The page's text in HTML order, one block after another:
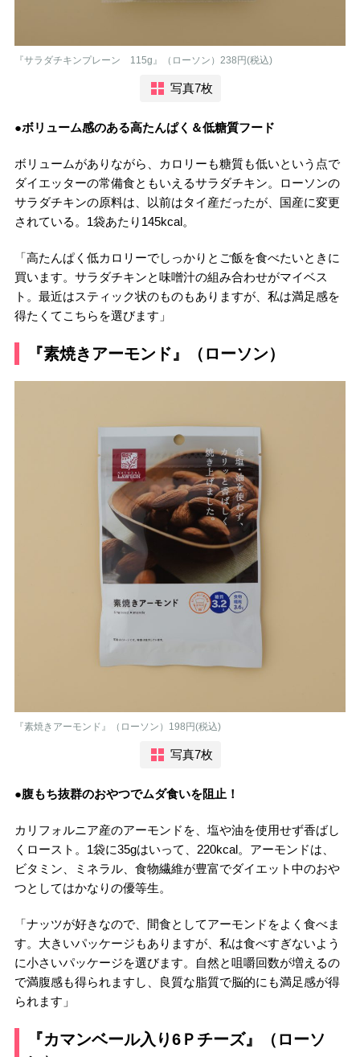
『サラダチキンプレーン 115g』（ローソン）238円(税込)
写真7枚
●ボリューム感のある高たんぱく＆低糖質フード
ボリュームがありながら、カロリーも糖質も低いという点で
ダイエッターの常備食ともいえるサラダチキン。ローソンの
サラダチキンの原料は、以前はタイ産だったが、国産に変更
されている。1袋あたり145kcal。
「高たんぱく低カロリーでしっかりとご飯を食べたいときに
買います。サラダチキンと味噌汁の組み合わせがマイベス
ト。最近はスティック状のものもありますが、私は満足感を
得たくてこちらを選びます」
『素焼きアーモンド』（ローソン）
『素焼きアーモンド』（ローソン）198円(税込)
写真7枚
●腹もち抜群のおやつでムダ食いを阻止！
カリフォルニア産のアーモンドを、塩や油を使用せず香ばし
くロースト。1袋に35gはいって、220kcal。アーモンドは、
ビタミン、ミネラル、食物繊維が豊富でダイエット中のおや
つとしてはかなりの優等生。
「ナッツが好きなので、間食としてアーモンドをよく食べま
す。大きいパッケージもありますが、私は食べすぎないよう
に小さいパッケージを選びます。自然と咀嚼回数が増えるの
で満腹感も得られますし、良質な脂質で脳的にも満足感が得
られます」
『カマンベール入り6Ｐチーズ』（ローソ